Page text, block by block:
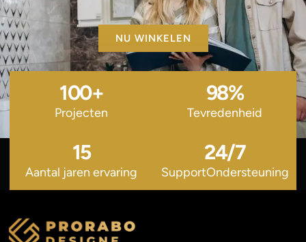
NU WINKELEN
Projecten
100+
Tevredenheid
98%
Aantal jaren ervaring
15
SupportOndersteuning
24/7